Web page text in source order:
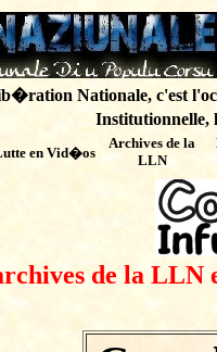
Nationale, c'est
Institutionnelle,
en Vid�os
Archives de la
LLN
de la LLN